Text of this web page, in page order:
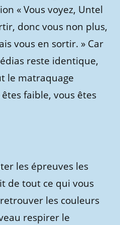
« Vous voyez, Untel
donc vous non plus,
vous en sortir. » Car
reste identique,
le matraquage
faible, vous êtes
les épreuves les
de tout ce qui vous
les couleurs
respirer le